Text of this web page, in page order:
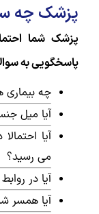
پزشک چه
پزشک شما
پاسخگویی به
چه بیماری
آیا میل
آیا
می رسید؟
آیا در
آیا همسر